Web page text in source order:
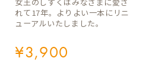
れて17年。よりよい一本にリニ
ューアルいたしました。
¥3,900